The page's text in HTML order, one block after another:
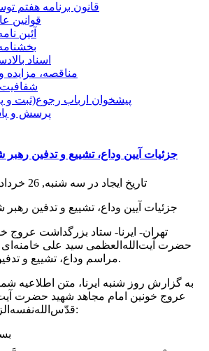
قانون برنامه هفتم
قوانین
آئین
اسناد
مناقصه، مزایده
پیشخوان ارباب رجوع(ثبت و
پرسش و
جزئیات آیین وداع، تشییع و تدفین
تاریخ ایجاد در سه شنبه, 26 خرداد 1405 03:54
جزئیات آیین وداع، تشییع و تدفین
تهران- ایرنا- ستاد بزرگداشت عروج
حضرت آیت‌الله‌العظمی سید علی خامنه‌ای‌
مراسم وداع، تشییع و تدفین ایشان را تشریح کرد.
عروج خونین امام مجاهد شهید حضرت
قدّس‌الله‌نفسه‌الزکیه به شرح زیر است: